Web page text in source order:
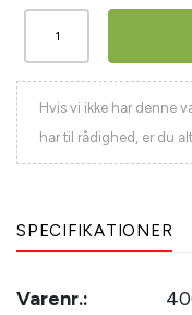
Hvis vi ikke har denne
har til rådighed, er du
SPECIFIKATIONER
Varenr.: